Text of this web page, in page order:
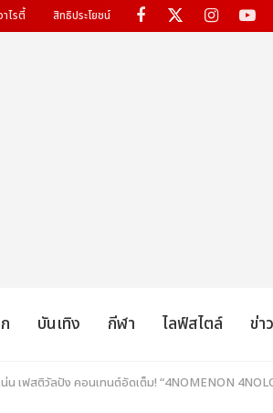
าไรตี้ สิทธิประโยชน์
บันเทิง กีฬา ไลฟ์สไตล์ ข่า
น เฟสติวัลปัง คอนเทนต์อัดเต็ม! “4NOMENON